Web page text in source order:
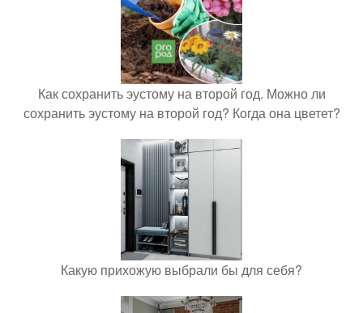
Как сохранить эустому на второй год. Можно ли
сохранить эустому на второй год? Когда она цветет?
Какую прихожую выбрали бы для себя?